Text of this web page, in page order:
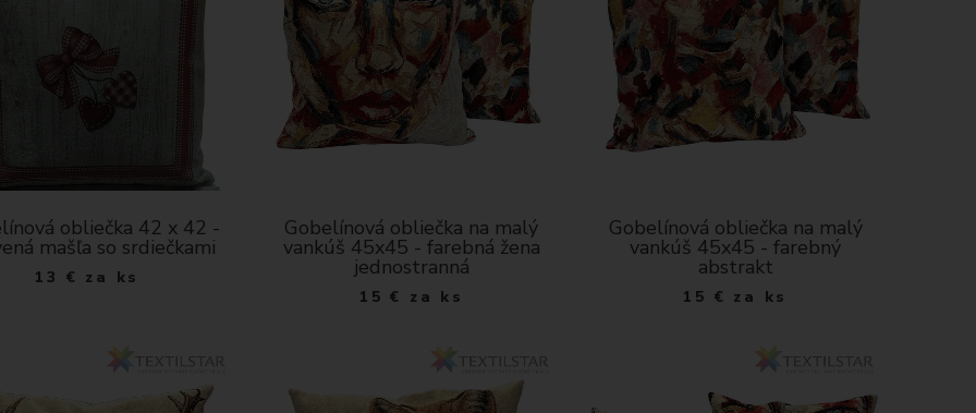
obliečka 42 x 42 -
mašľa so srdiečkami
13 € za ks
Gobelínová obliečka na malý
vankúš 45x45 - farebná žena
jednostranná
15 € za ks
Gobelínová obliečka na malý
vankúš 45x45 - farebný
abstrakt
15 € za ks